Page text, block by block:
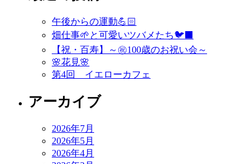
午後からの運動💪🏻
畑仕事🌱と可愛いツバメたち🐦‍⬛
【祝・百寿】～㊗️100歳のお祝い会～
🌸花見🌸
第4回 イエローカフェ
アーカイブ
2026年7月
2026年5月
2026年4月